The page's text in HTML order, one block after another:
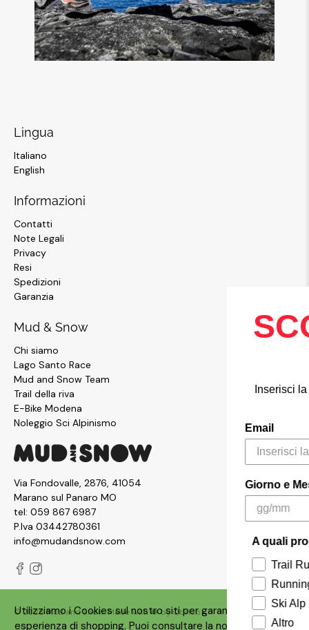
Lingua
Italiano
English
Informazioni
Contatti
Note Legali
Privacy
Resi
Spedizioni
Garanzia
Mud & Snow
Chi siamo
Lago Santo Race
Mud and Snow Team
Trail della riva
E-Bike Modena
Noleggio Sci Alpinismo
Via Fondovalle, 2876, 41054
Marano sul Panaro MO
tel: 059 867 6987
P.Iva 03442780361
info@mudandsnow.com
© 2026Mud and Snow.Made with ❤️ byQbrico
Utilizziamo i Cookies sul nostro siti per garantire un'ottima
esperienza di shopping. Puoi consultare la nostra
Inserisci la tua mail per
Giorno e Mese di nascita
A quali prodotti sei
Altro